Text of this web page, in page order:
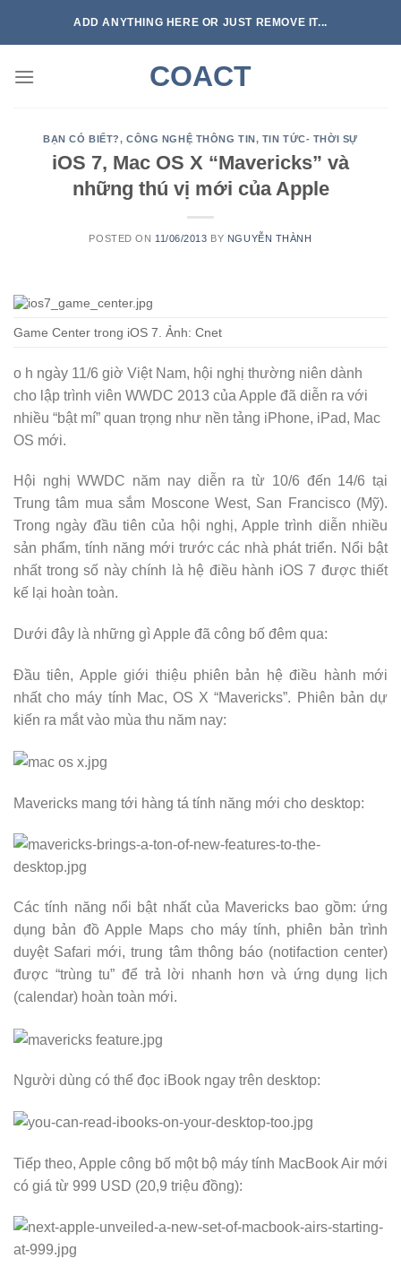
ADD ANYTHING HERE OR JUST REMOVE IT...
COACT
BẠN CÓ BIẾT?,CÔNG NGHỆ THÔNG TIN, TIN TỨC- THỜI SỰ
iOS 7, Mac OS X “Mavericks” và
những thú vị mới của Apple
POSTED ON 11/06/2013 BY NGUYỄN THÀNH
Game Center trong iOS 7. Ảnh: Cnet
o h ngày 11/6 giờ Việt Nam, hội nghị thường niên dành
cho lập trình viên WWDC 2013 của Apple đã diễn ra với
nhiều “bật mí” quan trọng như nền tảng iPhone, iPad, Mac
OS mới.
Hội nghị WWDC năm nay diễn ra từ 10/6 đến 14/6 tại
Trung tâm mua sắm Moscone West, San Francisco (Mỹ).
Trong ngày đầu tiên của hội nghị, Apple trình diễn nhiều
sản phẩm, tính năng mới trước các nhà phát triển. Nổi bật
nhất trong số này chính là hệ điều hành iOS 7 được thiết
kế lại hoàn toàn.
Dưới đây là những gì Apple đã công bố đêm qua:
Đầu tiên, Apple giới thiệu phiên bản hệ điều hành mới
nhất cho máy tính Mac, OS X “Mavericks”. Phiên bản dự
kiến ra mắt vào mùa thu năm nay:
Mavericks mang tới hàng tá tính năng mới cho desktop:
Các tính năng nổi bật nhất của Mavericks bao gồm: ứng
dụng bản đồ Apple Maps cho máy tính, phiên bản trình
duyệt Safari mới, trung tâm thông báo (notifaction center)
được “trùng tu” để trả lời nhanh hơn và ứng dụng lịch
(calendar) hoàn toàn mới.
Người dùng có thể đọc iBook ngay trên desktop:
Tiếp theo, Apple công bố một bộ máy tính MacBook Air mới
có giá từ 999 USD (20,9 triệu đồng):